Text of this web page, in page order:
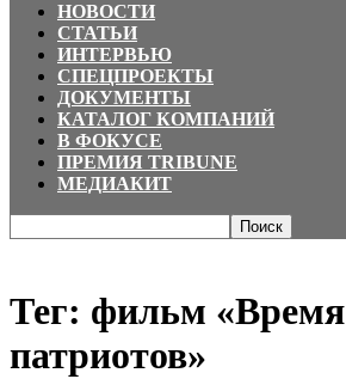
НОВОСТИ
СТАТЬИ
ИНТЕРВЬЮ
СПЕЦПРОЕКТЫ
ДОКУМЕНТЫ
КАТАЛОГ КОМПАНИЙ
В ФОКУСЕ
ПРЕМИЯ TRIBUNE
МЕДИАКИТ
Тег: фильм «Время
патриотов»